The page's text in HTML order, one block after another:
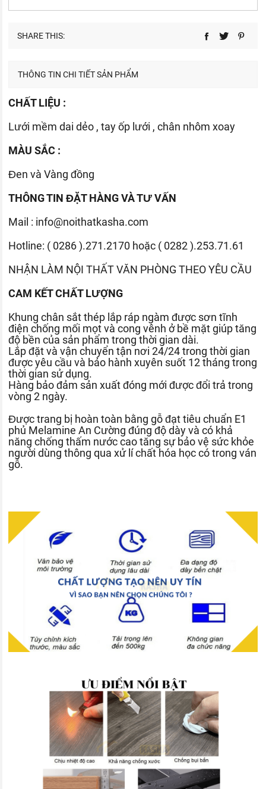
SHARE THIS:
THÔNG TIN CHI TIẾT SẢN PHẨM
CHẤT LIỆU :
Lưới mềm dai dẻo , tay ốp lưới , chân nhôm xoay
MÀU SẮC :
Đen và Vàng đồng
THÔNG TIN ĐẶT HÀNG VÀ TƯ VẤN
Mail : info@noithatkasha.com
Hotline: ( 0286 ).271.2170 hoặc ( 0282 ).253.71.61
NHẬN LÀM NỘI THẤTVĂN PHÒNG THEO YÊU CẦU
CAM KẾT CHẤT LƯỢNG
Khung chân sắt thép lắp ráp ngàm được sơn tĩnh
điện chống mối mọt và cong vênh ở bề mặt giúp tăng
độ bền của sản phẩm trong thời gian dài.
Lắp đặt và vận chuyển tận nơi 24/24 trong thời gian
được yêu cầu và bảo hành xuyên suốt 12 tháng trong
thời gian sử dụng.
Hàng bảo đảm sản xuất đóng mới được đổi trả trong
vòng 2 ngày.
Được trang bị hoàn toàn bằng gỗ đạt tiêu chuẩn E1
phủ Melamine An Cường đúng độ dày và có khả
năng chống thấm nước cao tăng sự bảo vệ sức khỏe
người dùng thông qua xử lí chất hóa học có trong ván
gỗ.